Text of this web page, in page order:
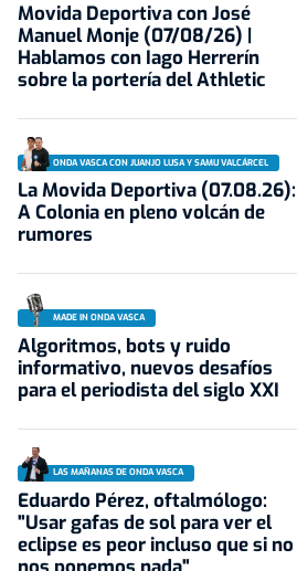
Movida Deportiva con José
Manuel Monje (07/08/26) |
Hablamos con Iago Herrerín
sobre la portería del Athletic
ONDA VASCA CON JUANJO LUSA Y SAMU VALCÁRCEL
La Movida Deportiva (07.08.26):
A Colonia en pleno volcán de
rumores
MADE IN ONDA VASCA
Algoritmos, bots y ruido
informativo, nuevos desafíos
para el periodista del siglo XXI
LAS MAÑANAS DE ONDA VASCA
Eduardo Pérez, oftalmólogo:
"Usar gafas de sol para ver el
eclipse es peor incluso que si no